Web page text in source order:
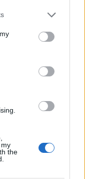
the
0 - 0%
Bonus/Malus